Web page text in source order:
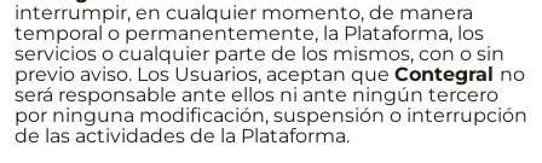
interrumpir, en cualquier momento, de manera
temporal o permanentemente, la Plataforma, los
servicios o cualquier parte de los mismos, con o sin
previo aviso. Los Usuarios, aceptan que Contegral no
será responsable ante ellos ni ante ningún tercero
por ninguna modificación, suspensión o interrupción
de las actividades de la Plataforma.